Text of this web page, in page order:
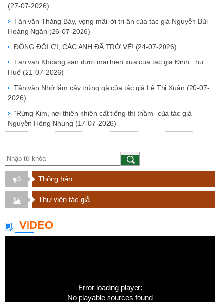
(27-07-2026)
Tản văn Tháng Bảy, vọng mãi lời tri ân của tác giả Nguyễn Bùi
Hoàng Ngân (26-07-2026)
ĐỒNG ĐỘI ƠI, CÁC ANH ĐÃ TRỞ VỀ! (24-07-2026)
Tản văn Khoảng sân dưới mái hiên xưa của tác giả Đinh Thu
Huế (21-07-2026)
Tản văn Nhớ lắm cây trứng gà của tác giả Lê Thị Xuân (20-07-
2026)
“Rừng Kim, nơi thiên nhiên cất tiếng thì thầm” của tác giả
Nguyễn Hồng Nhung (17-07-2026)
Thông báo
Thư viện tác giả
VIDEO
Error loading player:
No playable sources found